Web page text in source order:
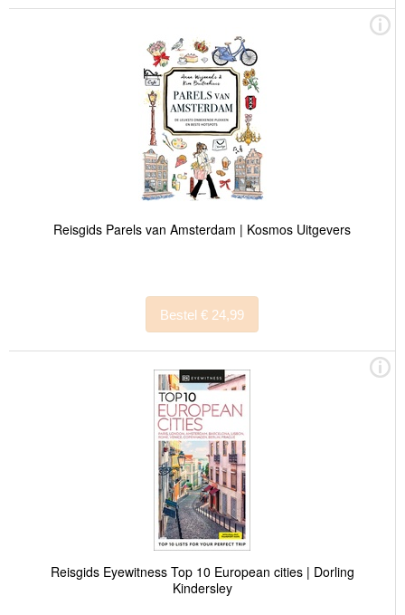
Reisgids Parels van Amsterdam | Kosmos Uitgevers
Bestel € 24,99
Reisgids Eyewitness Top 10 European cities | Dorling
Kindersley